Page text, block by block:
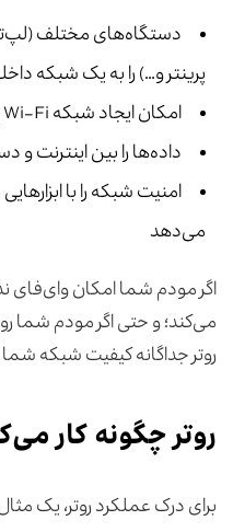
دستگاه‌های مختلف
پرینتر و…) را به یک شبکه
امکان ایجاد شبکه Wi-Fi را فراهم می‌کند
داده‌ها را بین اینترنت
امنیت شبکه را با
می‌دهد
اگر مودم شما امکان وای‌فای
می‌کند؛ و حتی اگر مودم شما
روتر جداگانه کیفیت شبکه شما
روتر چگونه کار
برای درک عملکرد روتر، یک